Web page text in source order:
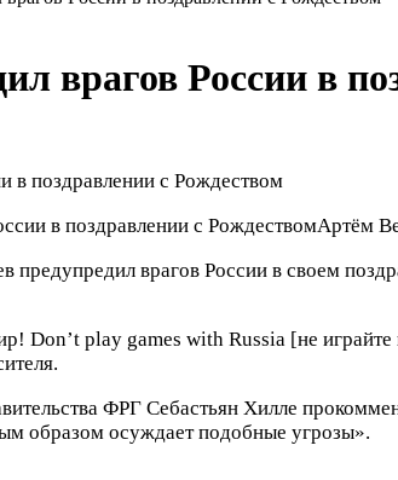
врагов России в
в поздравлении с РождествомАртём
врагов России в своем
Don’t play games with Russia [не
ФРГ Себастьян Хилле
образом осуждает подобные угрозы».